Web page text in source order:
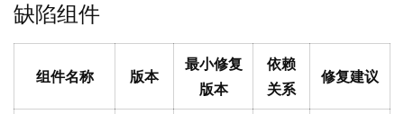
缺陷组件
组件名称 版本
最小修复
版本
依赖
关系
修复建议